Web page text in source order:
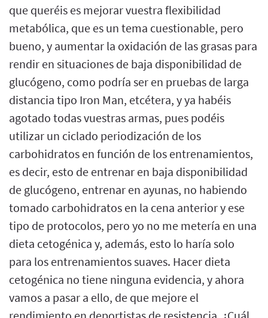
que queréis es mejorar vuestra flexibilidad
metabólica, que es un tema cuestionable, pero
bueno, y aumentar la oxidación de las grasas para
rendir en situaciones de baja disponibilidad de
glucógeno, como podría ser en pruebas de larga
distancia tipo Iron Man, etcétera, y ya habéis
agotado todas vuestras armas, pues podéis
utilizar un ciclado periodización de los
carbohidratos en función de los entrenamientos,
es decir, esto de entrenar en baja disponibilidad
de glucógeno, entrenar en ayunas, no habiendo
tomado carbohidratos en la cena anterior y ese
tipo de protocolos, pero yo no me metería en una
dieta cetogénica y, además, esto lo haría solo
para los entrenamientos suaves. Hacer dieta
cetogénica no tiene ninguna evidencia, y ahora
vamos a pasar a ello, de que mejore el